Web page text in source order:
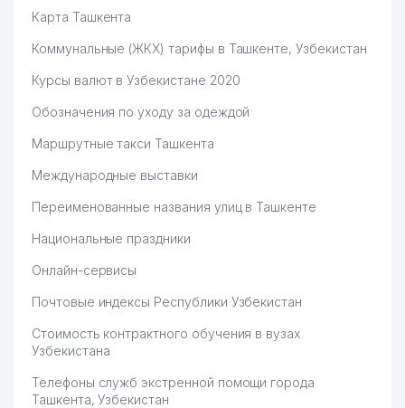
СОБСТВЕННОСТИ ООО
205 м
62 NEW-HOUSE ООО
ОБЩЕОБРАЗОВАТЕЛЬНАЯ
СРЕДНЯЯ ШКОЛА № 18
64
ROSFORT Management and
67
PARKER RUSSELL FINANCE
216 м
ANCORA CONSULTING AND
ФИРМА
Карта Ташкента
Коммунальные (ЖКХ) тарифы в Ташкенте, Узбекистан
Курсы валют в Узбекистане 2020
Обозначения по уходу за одеждой
Маршрутные такси Ташкента
Международные выставки
Переименованные названия улиц в Ташкенте
Национальные праздники
Онлайн-сервисы
Почтовые индексы Республики Узбекистан
Стоимость контрактного обучения в вузах
Узбекистана
Телефоны служб экстренной помощи города
Ташкента, Узбекистан